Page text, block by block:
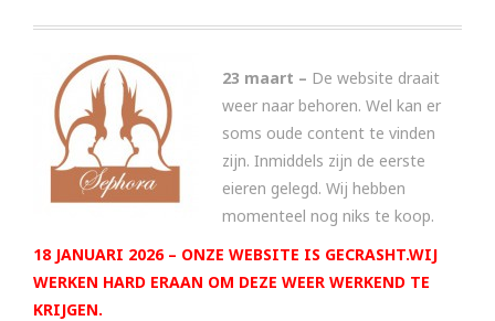
23 maart – De website draait
weer naar behoren. Wel kan er
soms oude content te vinden
zijn. Inmiddels zijn de eerste
eieren gelegd. Wij hebben
momenteel nog niks te koop.
18 JANUARI 2026 – ONZE WEBSITE IS GECRASHT.WIJ
WERKEN HARD ERAAN OM DEZE WEER WERKEND TE
KRIJGEN.